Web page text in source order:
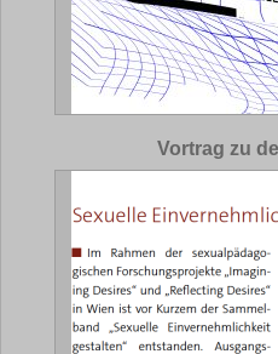
Vortrag zu